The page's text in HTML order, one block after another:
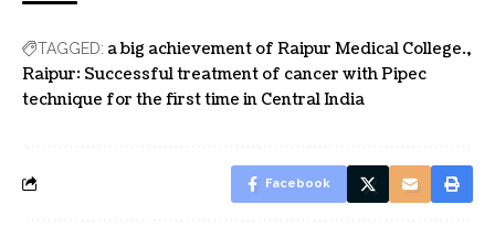
TAGGED: a big achievement of Raipur Medical College.
Raipur: Successful treatment of cancer with Pipec
technique for the first time in Central India
Facebook